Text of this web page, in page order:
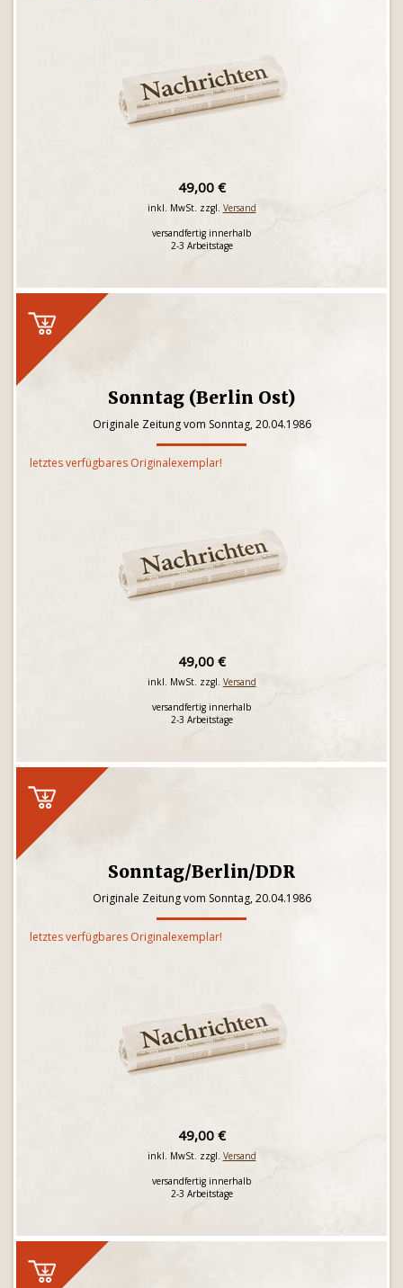
49,00 €
inkl. MwSt. zzgl. Versand
versandfertig innerhalb
2-3 Arbeitstage
Sonntag (Berlin Ost)
Originale Zeitung vom Sonntag, 20.04.1986
letztes verfügbares Originalexemplar!
49,00 €
inkl. MwSt. zzgl. Versand
versandfertig innerhalb
2-3 Arbeitstage
Sonntag/Berlin/DDR
Originale Zeitung vom Sonntag, 20.04.1986
letztes verfügbares Originalexemplar!
49,00 €
inkl. MwSt. zzgl. Versand
versandfertig innerhalb
2-3 Arbeitstage